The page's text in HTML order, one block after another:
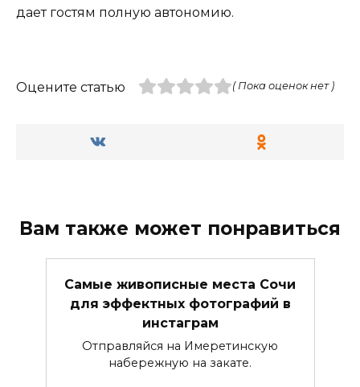
дает гостям полную автономию.
Оцените статью ( Пока оценок нет )
Вам также может понравиться
Самые живописные места Сочи
для эффектных фотографий в
инстаграм
Отправляйся на Имеретинскую
набережную на закате.